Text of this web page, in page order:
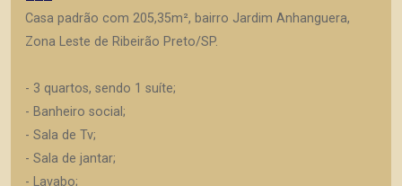
Casa padrão com 205,35m², bairro Jardim Anhanguera,
Zona Leste de Ribeirão Preto/SP.
- 3 quartos, sendo 1 suíte;
- Banheiro social;
- Sala de Tv;
- Sala de jantar;
- Lavabo;